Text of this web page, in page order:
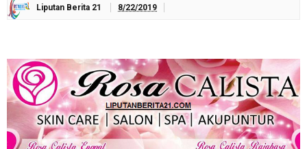
Liputan Berita 21 8/22/2019